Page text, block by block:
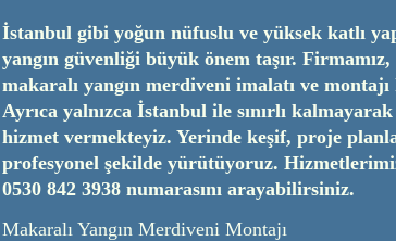
İstanbul gibi yoğun nüfuslu ve yüksek katlı
yangın güvenliği büyük önem taşır.
makaralı yangın merdiveni imalatı ve
Ayrıca yalnızca İstanbul ile sınırlı
hizmet vermekteyiz. Yerinde keşif, proje
profesyonel şekilde yürütüyoruz.
0530 842 3938 numarasını arayabilirsiniz.
Makaralı Yangın Merdiveni Montajı